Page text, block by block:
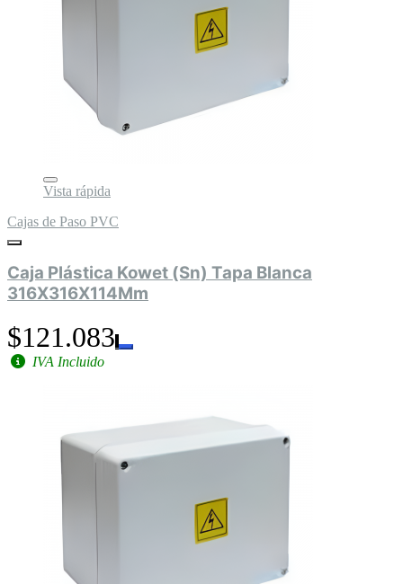
Vista rápida
Cajas de Paso PVC
Caja Plástica Kowet (Sn) Tapa Blanca
316X316X114Mm
$121.083
IVA Incluido